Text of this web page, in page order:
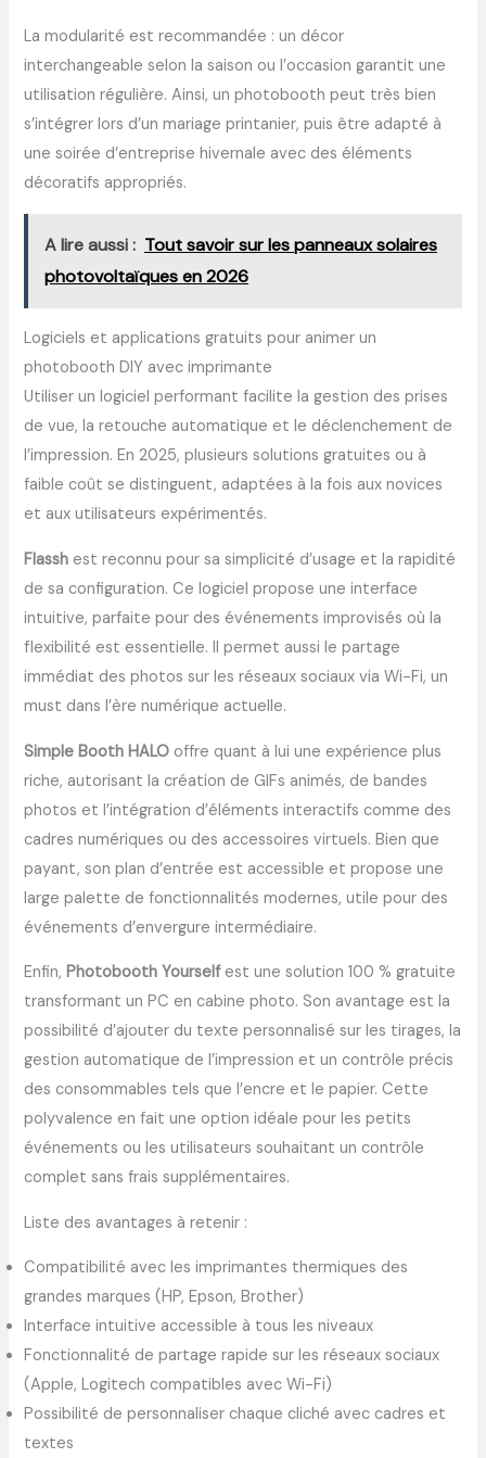
La modularité est recommandée : un décor
interchangeable selon la saison ou l’occasion garantit une
utilisation régulière. Ainsi, un photobooth peut très bien
s’intégrer lors d’un mariage printanier, puis être adapté à
une soirée d’entreprise hivernale avec des éléments
décoratifs appropriés.
A lire aussi : Tout savoir sur les panneaux solaires
photovoltaïques en 2026
Logiciels et applications gratuits pour animer un
photobooth DIY avec imprimante
Utiliser un logiciel performant facilite la gestion des prises
de vue, la retouche automatique et le déclenchement de
l’impression. En 2025, plusieurs solutions gratuites ou à
faible coût se distinguent, adaptées à la fois aux novices
et aux utilisateurs expérimentés.
Flassh est reconnu pour sa simplicité d’usage et la rapidité
de sa configuration. Ce logiciel propose une interface
intuitive, parfaite pour des événements improvisés où la
flexibilité est essentielle. Il permet aussi le partage
immédiat des photos sur les réseaux sociaux via Wi-Fi, un
must dans l’ère numérique actuelle.
Simple Booth HALO offre quant à lui une expérience plus
riche, autorisant la création de GIFs animés, de bandes
photos et l’intégration d’éléments interactifs comme des
cadres numériques ou des accessoires virtuels. Bien que
payant, son plan d’entrée est accessible et propose une
large palette de fonctionnalités modernes, utile pour des
événements d’envergure intermédiaire.
Enfin,Photobooth Yourselfest une solution 100 % gratuite
transformant un PC en cabine photo. Son avantage est la
possibilité d’ajouter du texte personnalisé sur les tirages, la
gestion automatique de l’impression et un contrôle précis
des consommables tels que l’encre et le papier. Cette
polyvalence en fait une option idéale pour les petits
événements ou les utilisateurs souhaitant un contrôle
complet sans frais supplémentaires.
Liste des avantages à retenir :
Compatibilité avec les imprimantes thermiques des
grandes marques (HP, Epson, Brother)
Interface intuitive accessible à tous les niveaux
Fonctionnalité de partage rapide sur les réseaux sociaux
(Apple, Logitech compatibles avec Wi-Fi)
Possibilité de personnaliser chaque cliché avec cadres et
textes